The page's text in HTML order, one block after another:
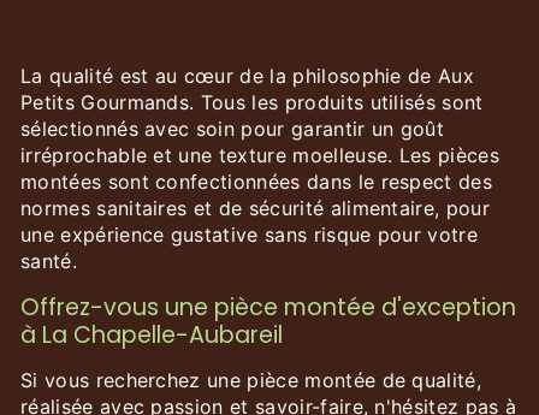
La qualité est au cœur de la philosophie de Aux
Petits Gourmands. Tous les produits utilisés sont
sélectionnés avec soin pour garantir un goût
irréprochable et une texture moelleuse. Les pièces
montées sont confectionnées dans le respect des
normes sanitaires et de sécurité alimentaire, pour
une expérience gustative sans risque pour votre
santé.
Offrez-vous une pièce montée d'exception
à La Chapelle-Aubareil
Si vous recherchez une pièce montée de qualité,
réalisée avec passion et savoir-faire, n'hésitez pas à